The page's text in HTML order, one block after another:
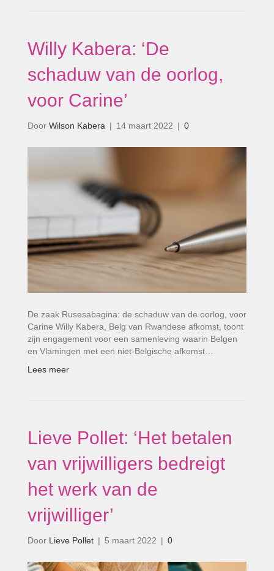
Willy Kabera: ‘De
schaduw van de oorlog,
voor Carine’
Door Wilson Kabera | 14 maart 2022 | 0
De zaak Rusesabagina: de schaduw van de oorlog, voor
Carine Willy Kabera, Belg van Rwandese afkomst, toont
zijn engagement voor een samenleving waarin Belgen
en Vlamingen met een niet-Belgische afkomst…
Lees meer
Lieve Pollet: ‘Het betalen
van vrijwilligers bedreigt
het werk van de
vrijwilliger’
Door Lieve Pollet | 5 maart 2022 | 0